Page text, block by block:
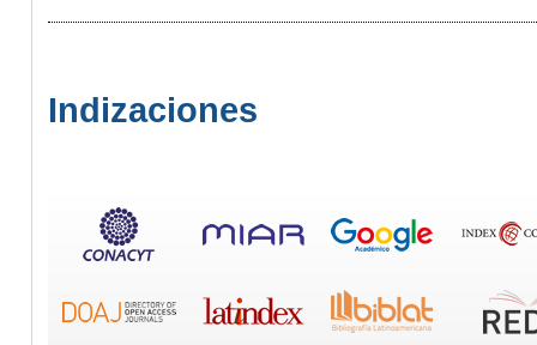
Indizaciones